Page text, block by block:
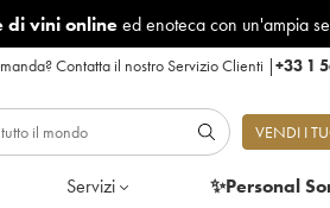
di vini onlineed enoteca con un'ampia
Contatta il nostro Servizio Clienti |+33 1
VENDI I
Servizi ✨Personal